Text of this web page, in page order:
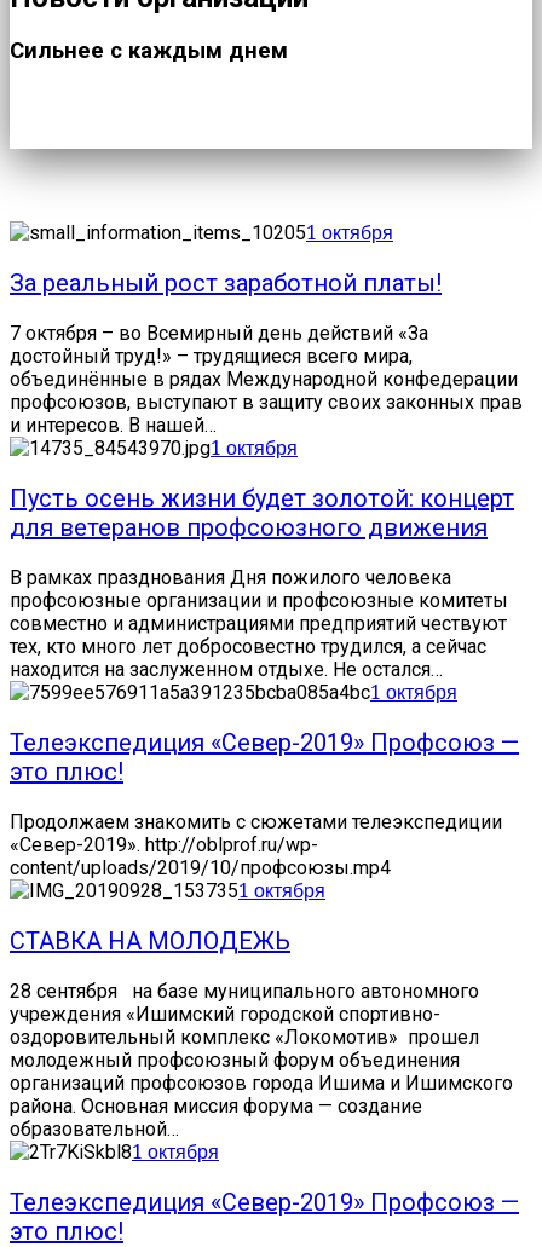
Сильнее с каждым днем
1 октября
За реальный рост заработной платы!
7 октября – во Всемирный день действий «За
достойный труд!» – трудящиеся всего мира,
объединённые в рядах Международной конфедерации
профсоюзов, выступают в защиту своих законных прав
и интересов. В нашей…
1 октября
Пусть осень жизни будет золотой: концерт
для ветеранов профсоюзного движения
В рамках празднования Дня пожилого человека
профсоюзные организации и профсоюзные комитеты
совместно и администрациями предприятий чествуют
тех, кто много лет добросовестно трудился, а сейчас
находится на заслуженном отдыхе. Не остался…
1 октября
Телеэкспедиция «Север-2019» Профсоюз —
это плюс!
Продолжаем знакомить с сюжетами телеэкспедиции
«Север-2019». http://oblprof.ru/wp-
content/uploads/2019/10/профсоюзы.mp4
1 октября
СТАВКА НА МОЛОДЕЖЬ
28 сентября на базе муниципального автономного
учреждения «Ишимский городской спортивно-
оздоровительный комплекс «Локомотив» прошел
молодежный профсоюзный форум объединения
организаций профсоюзов города Ишима и Ишимского
района. Основная миссия форума — создание
образовательной…
1 октября
Телеэкспедиция «Север-2019» Профсоюз —
это плюс!